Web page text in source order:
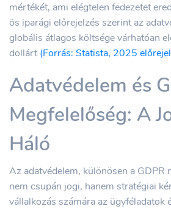
mértékét, ami elégtelen fedezetet
ös iparági előrejelzés szerint az
globális átlagos költsége várhatóan
dollárt(Forrás: Statista, 2025
Adatvédelem és
Megfelelőség: A
Háló
Az adatvédelem, különösen a GDPR
nem csupán jogi, hanem stratégiai
vállalkozás számára az ügyféladatok